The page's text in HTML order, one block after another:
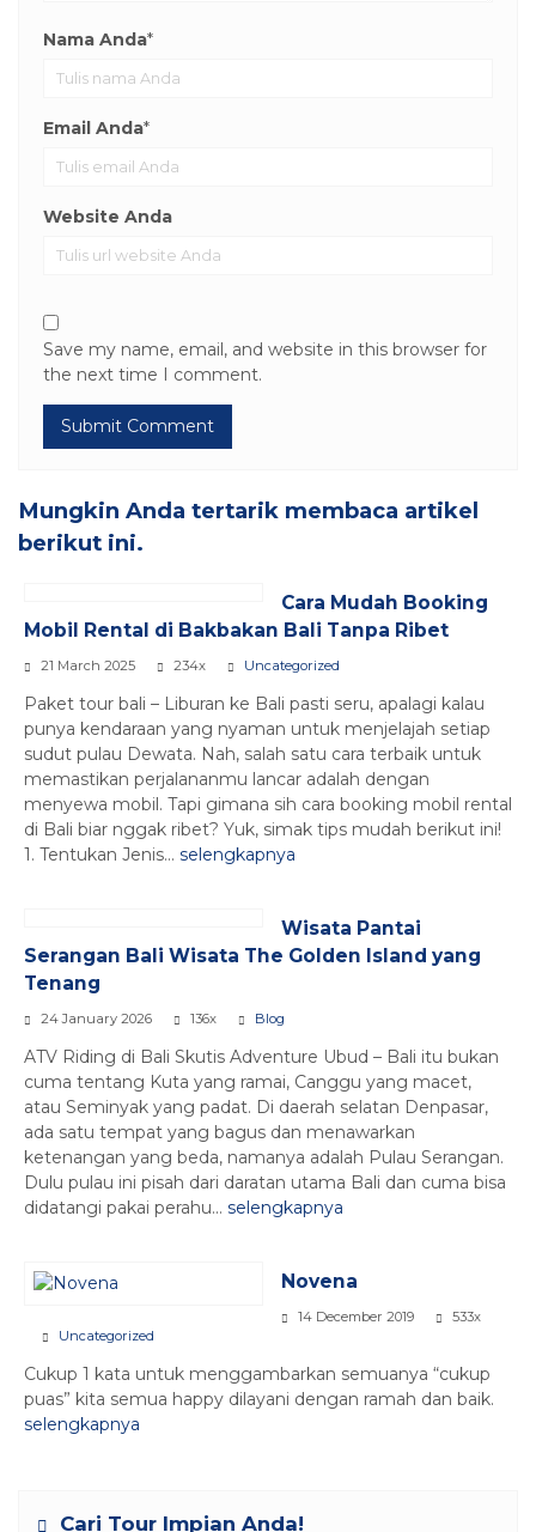
Nama Anda*
Email Anda*
Website Anda
Save my name, email, and website in this browser for
the next time I comment.
Mungkin Anda tertarik membaca artikel
berikut ini.
Cara Mudah Booking
Mobil Rental di Bakbakan Bali Tanpa Ribet
21 March 2025 234x Uncategorized
Paket tour bali – Liburan ke Bali pasti seru, apalagi kalau
punya kendaraan yang nyaman untuk menjelajah setiap
sudut pulau Dewata. Nah, salah satu cara terbaik untuk
memastikan perjalananmu lancar adalah dengan
menyewa mobil. Tapi gimana sih cara booking mobil rental
di Bali biar nggak ribet? Yuk, simak tips mudah berikut ini!
1. Tentukan Jenis... selengkapnya
Wisata Pantai
Serangan Bali Wisata The Golden Island yang
Tenang
24 January 2026 136x Blog
ATV Riding di Bali Skutis Adventure Ubud – Bali itu bukan
cuma tentang Kuta yang ramai, Canggu yang macet,
atau Seminyak yang padat. Di daerah selatan Denpasar,
ada satu tempat yang bagus dan menawarkan
ketenangan yang beda, namanya adalah Pulau Serangan.
Dulu pulau ini pisah dari daratan utama Bali dan cuma bisa
didatangi pakai perahu... selengkapnya
Novena
14 December 2019
533x
Uncategorized
Cukup 1 kata untuk menggambarkan semuanya “cukup
puas” kita semua happy dilayani dengan ramah dan baik.
selengkapnya
Cari Tour Impian Anda!